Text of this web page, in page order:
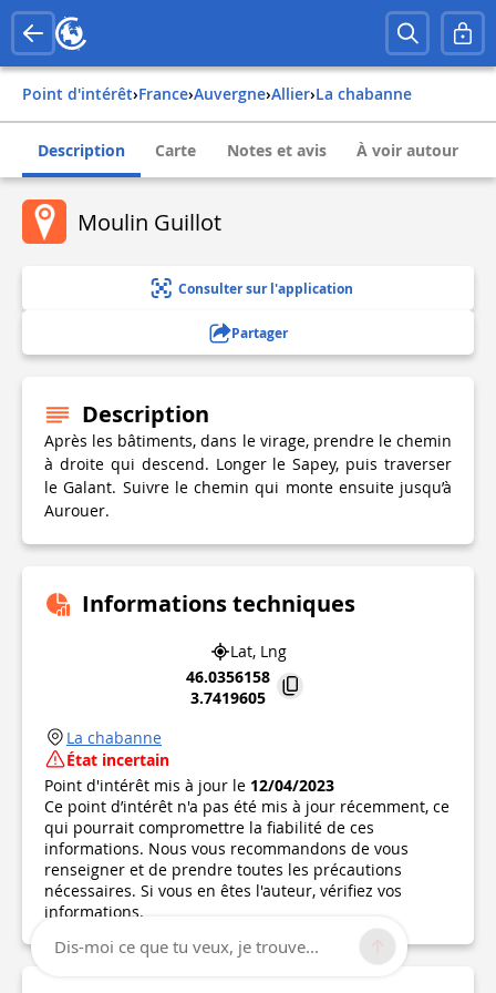
Point d'intérêt› france› auvergne› allier› la chabanne
Description Carte Notes et avis À voir autour
Moulin Guillot
Consulter sur l'application
Partager
Description
Après les bâtiments, dans le virage, prendre le chemin
à droite qui descend. Longer le Sapey, puis traverser
le Galant. Suivre le chemin qui monte ensuite jusqu’à
Aurouer.
Informations techniques
Lat, Lng
46.0356158
3.7419605
La chabanne
État incertain
Point d'intérêt mis à jour le 12/04/2023
Ce point d’intérêt n'a pas été mis à jour récemment, ce
qui pourrait compromettre la fiabilité de ces
informations. Nous vous recommandons de vous
renseigner et de prendre toutes les précautions
nécessaires. Si vous en êtes l'auteur, vérifiez vos
informations.
Dis-moi ce que tu veux, je trouve...